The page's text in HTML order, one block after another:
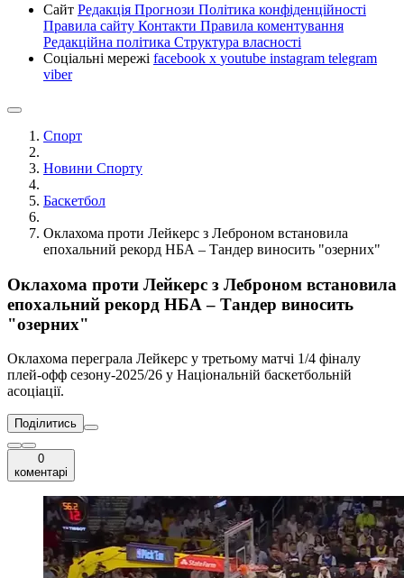
Сайт Редакція Прогнози Політика конфіденційності
Правила сайту Контакти Правила коментування
Редакційна політика Структура власності
Соціальні мережі facebook x youtube instagram telegram
viber
Спорт
Новини Спорту
Баскетбол
Оклахома проти Лейкерс з Леброном встановила
епохальний рекорд НБА – Тандер виносить "озерних"
Оклахома проти Лейкерс з Леброном встановила
епохальний рекорд НБА – Тандер виносить
"озерних"
Оклахома переграла Лейкерс у третьому матчі 1/4 фіналу
плей-офф сезону-2025/26 у Національній баскетбольній
асоціації.
Поділитись
0
коментарі